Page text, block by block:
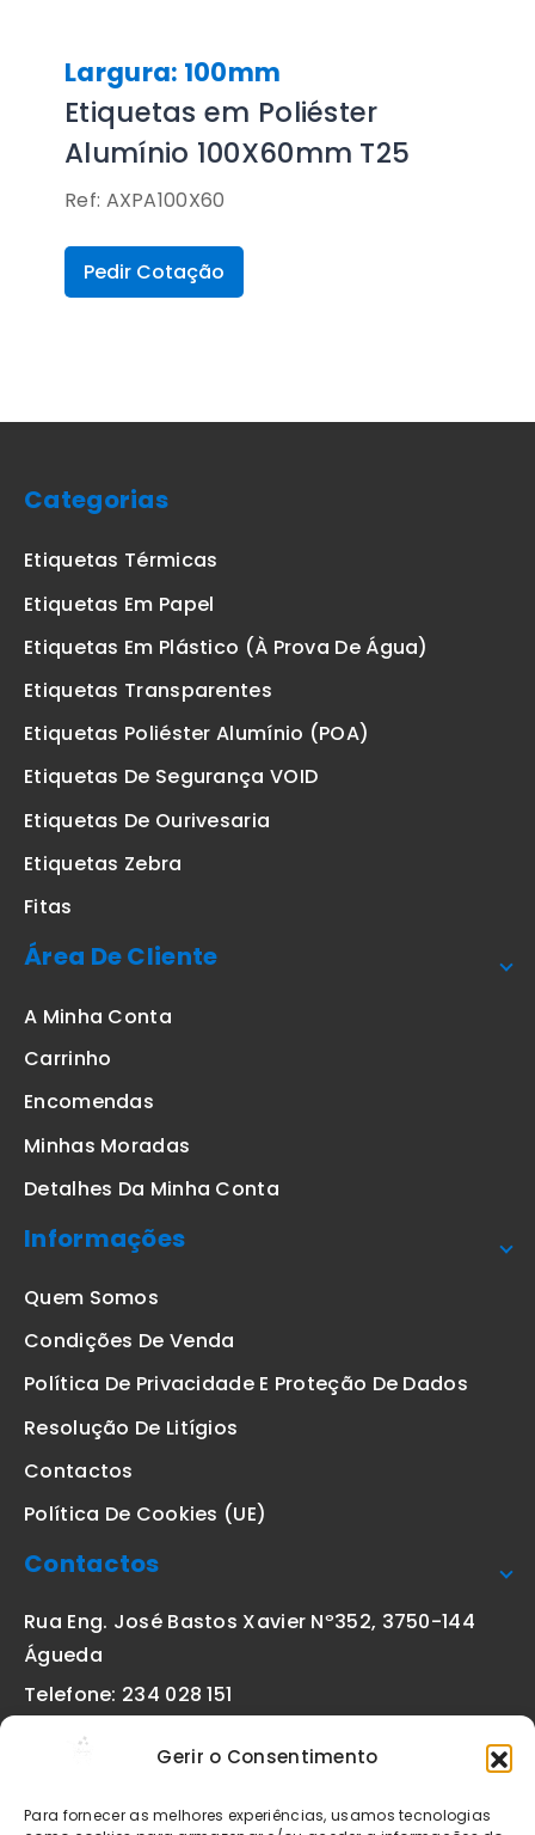
Gerir o Consentimento
Para fornecer as melhores experiências, usamos tecnologias
Largura: 100mm
Etiquetas em Poliéster
Alumínio 100X60mm T25
Ref: AXPA100X60
Pedir Cotação
Categorias
Etiquetas Térmicas
Etiquetas Em Papel
Etiquetas Em Plástico (à Prova De Água)
Etiquetas Transparentes
Etiquetas Poliéster Alumínio (POA)
Etiquetas De Segurança VOID
Etiquetas De Ourivesaria
Etiquetas Zebra
Fitas
Área De Cliente
A Minha Conta
Carrinho
Encomendas
Minhas Moradas
Detalhes Da Minha Conta
Informações
Quem Somos
Condições De Venda
Política De Privacidade E Proteção De Dados
Resolução De Litígios
Contactos
Política De Cookies (UE)
Contactos
Rua Eng. José Bastos Xavier Nº352, 3750-144
Águeda
Telefone: 234 028 151
geral@etiquetas-online.pt